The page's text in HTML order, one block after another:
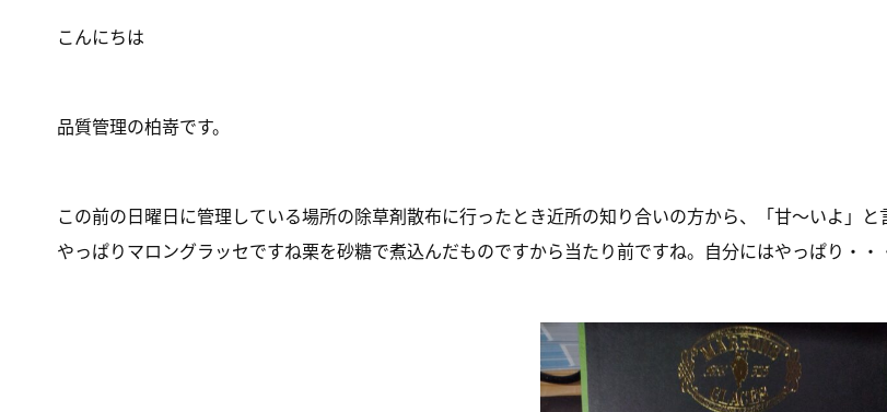
こんにちは
品質管理の柏嵜です。
この前の日曜日に管理している場所の除草剤散布に行ったとき近所の知り合いの方から、「甘～いよ」
やっぱりマロングラッセですね栗を砂糖で煮込んだものですから当たり前ですね。自分にはやっぱり・・